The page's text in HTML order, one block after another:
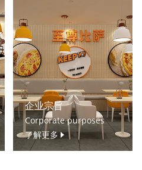
企业宗旨
Corporate purposes
了解更多